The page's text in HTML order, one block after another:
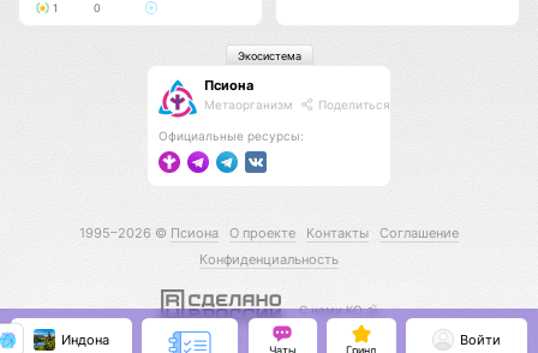
1 0
Псиона
Метаорганизм Поделиться
Официальные ресурсы:
Экосистема
1995–2026 © Псиона О проекте Контакты
Соглашение
Конфиденциальность
С нами КО 🕉️
Индона
Чаты Гринд
Войти